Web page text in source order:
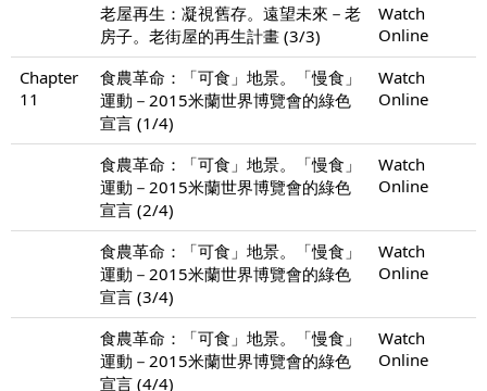
老屋再生：凝視舊存。遠望未來－老
房子。老街屋的再生計畫 (3/3)
Watch
Online
Chapter
11
食農革命：「可食」地景。「慢食」
運動－2015米蘭世界博覽會的綠色
宣言 (1/4)
Watch
Online
食農革命：「可食」地景。「慢食」
運動－2015米蘭世界博覽會的綠色
宣言 (2/4)
Watch
Online
食農革命：「可食」地景。「慢食」
運動－2015米蘭世界博覽會的綠色
宣言 (3/4)
Watch
Online
食農革命：「可食」地景。「慢食」
運動－2015米蘭世界博覽會的綠色
宣言 (4/4)
Watch
Online